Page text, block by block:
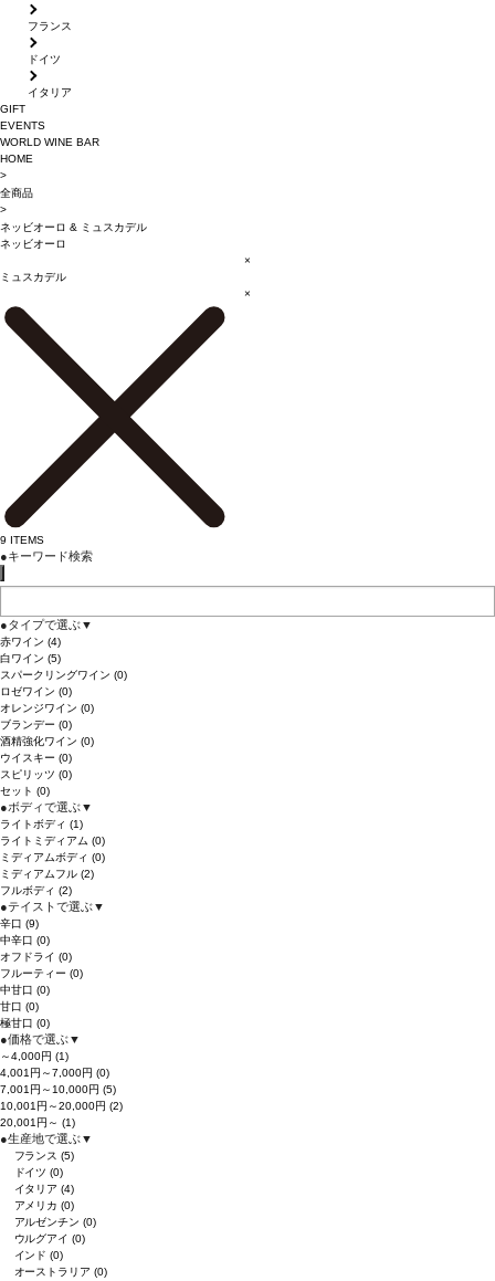
フランス
ドイツ
イタリア
GIFT
EVENTS
WORLD WINE BAR
HOME
>
全商品
>
ネッビオーロ & ミュスカデル
ネッビオーロ
×
ミュスカデル
×
9 ITEMS
●キーワード検索
●タイプで選ぶ▼
赤ワイン (4)
白ワイン (5)
スパークリングワイン (0)
ロゼワイン (0)
オレンジワイン (0)
ブランデー (0)
酒精強化ワイン (0)
ウイスキー (0)
スピリッツ (0)
セット (0)
●ボディで選ぶ▼
ライトボディ (1)
ライトミディアム (0)
ミディアムボディ (0)
ミディアムフル (2)
フルボディ (2)
●テイストで選ぶ▼
辛口 (9)
中辛口 (0)
オフドライ (0)
フルーティー (0)
中甘口 (0)
甘口 (0)
極甘口 (0)
●価格で選ぶ▼
～4,000円 (1)
4,001円～7,000円 (0)
7,001円～10,000円 (5)
10,001円～20,000円 (2)
20,001円～ (1)
●生産地で選ぶ▼
フランス(5)
ドイツ(0)
イタリア(4)
アメリカ(0)
アルゼンチン(0)
ウルグアイ(0)
インド(0)
オーストラリア(0)